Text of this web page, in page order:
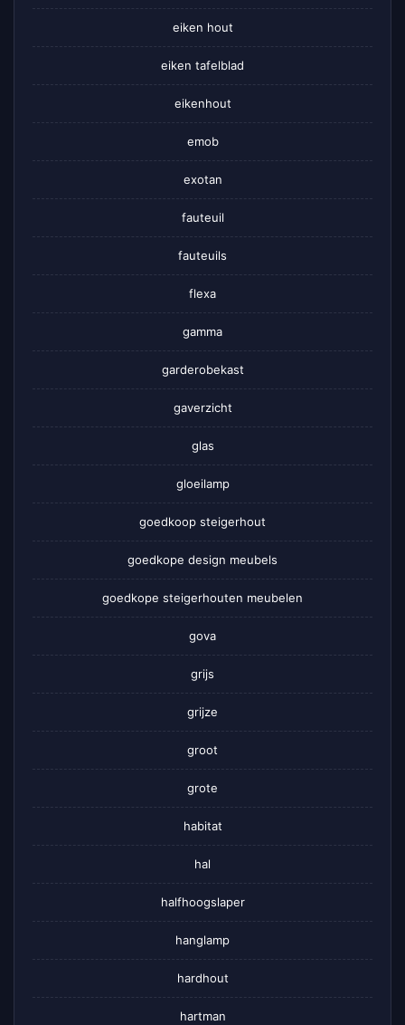
eiken hout
eiken tafelblad
eikenhout
emob
exotan
fauteuil
fauteuils
flexa
gamma
garderobekast
gaverzicht
glas
gloeilamp
goedkoop steigerhout
goedkope design meubels
goedkope steigerhouten meubelen
gova
grijs
grijze
groot
grote
habitat
hal
halfhoogslaper
hanglamp
hardhout
hartman